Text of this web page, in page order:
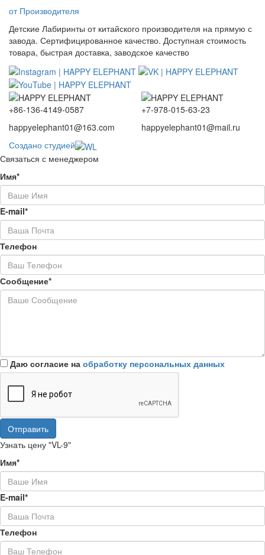
от Производителя
Детские Лабиринты от китайского производителя на прямую с
завода. Сертифицированное качество. Доступная стоимость
товара, быстрая доставка, заводское качество
+86-136-4149-0587
happyelephant01@163.com
+7-978-015-63-23
happyelephant01@mail.ru
Создано студией
Связаться с менеджером
Имя*
E-mail*
Телефон
Сообщение*
Даю согласие на обработку персональных данных
Отправить
Узнать цену "VL-9"
Имя*
E-mail*
Телефон